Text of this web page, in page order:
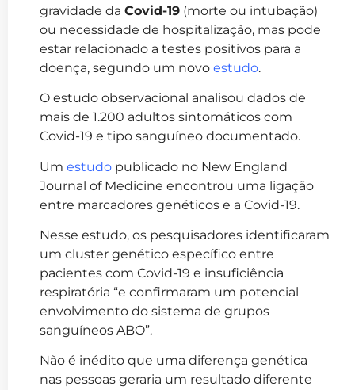
gravidade da Covid-19 (morte ou intubação)
ou necessidade de hospitalização, mas pode
estar relacionado a testes positivos para a
doença, segundo um novo estudo.
O estudo observacional analisou dados de
mais de 1.200 adultos sintomáticos com
Covid-19 e tipo sanguíneo documentado.
Um estudo publicado no New England
Journal of Medicine encontrou uma ligação
entre marcadores genéticos e a Covid-19.
Nesse estudo, os pesquisadores identificaram
um cluster genético específico entre
pacientes com Covid-19 e insuficiência
respiratória “e confirmaram um potencial
envolvimento do sistema de grupos
sanguíneos ABO”.
Não é inédito que uma diferença genética
nas pessoas geraria um resultado diferente